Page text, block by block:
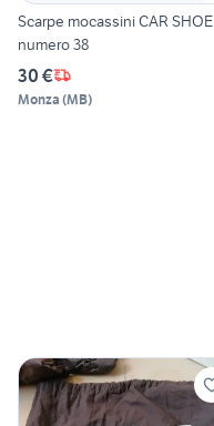
Scarpe mocassini CAR SHOE
numero 38
30 €
Monza (MB)